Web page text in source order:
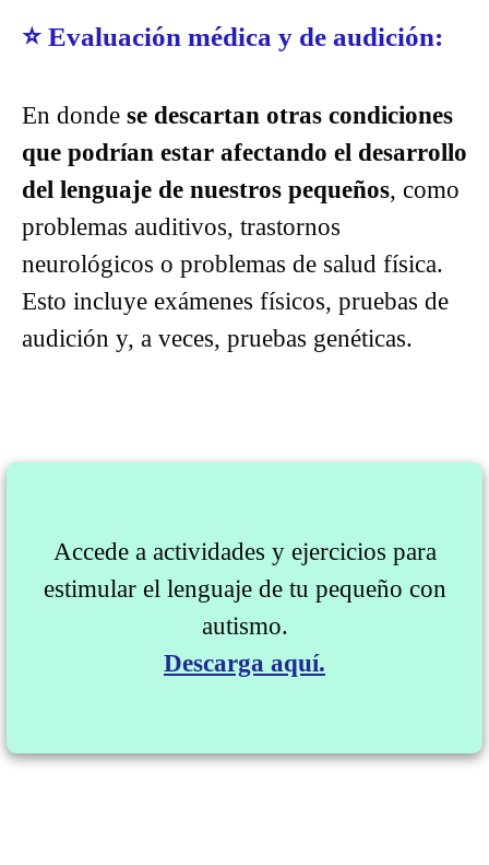
⭐ Evaluación médica y de audición:
En donde se descartan otras condiciones
que podrían estar afectando el desarrollo
del lenguaje de nuestros pequeños, como
problemas auditivos, trastornos
neurológicos o problemas de salud física.
Esto incluye exámenes físicos, pruebas de
audición y, a veces, pruebas genéticas.
Accede a actividades y ejercicios para
estimular el lenguaje de tu pequeño con
autismo.
Descarga aquí.